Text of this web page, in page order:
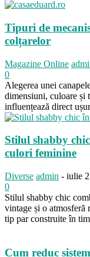
Tipuri de
colțarelor
Magazine Online
0
Alegerea unei
dimensiuni, culoare și
influențează direct
Stilul shabby
culori feminine
Diverse admin - iulie
0
Stilul shabby chic
vintage și o atmosferă
tip par construite în
Cum reduc